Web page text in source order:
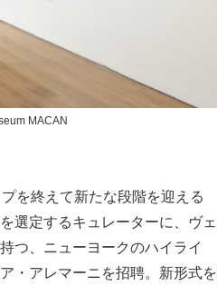
MACAN
を終えて新たな段階を迎える
選定するキュレーターに、ヴェ
つ、ニューヨークのハイライ
・アレマーニを招聘。新形式を